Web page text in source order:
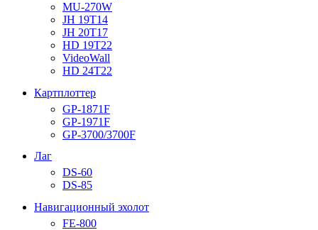
MU-270W
JH 19T14
JH 20T17
HD 19T22
VideoWall
HD 24T22
Картплоттер
GP-1871F
GP-1971F
GP-3700/3700F
Лаг
DS-60
DS-85
Навигационный эхолот
FE-800